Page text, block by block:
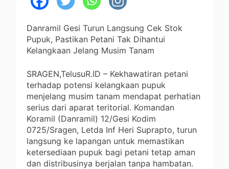
Danramil Gesi Turun Langsung Cek Stok
Pupuk, Pastikan Petani Tak Dihantui
Kelangkaan Jelang Musim Tanam
SRAGEN,TelusuR.ID – Kekhawatiran petani
terhadap potensi kelangkaan pupuk
menjelang musim tanam mendapat perhatian
serius dari aparat teritorial. Komandan
Koramil (Danramil) 12/Gesi Kodim
0725/Sragen, Letda Inf Heri Suprapto, turun
langsung ke lapangan untuk memastikan
ketersediaan pupuk bagi petani tetap aman
dan distribusinya berjalan tanpa hambatan.